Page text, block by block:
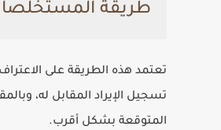
طريقة
تعتمد هذه الطريقة على
تسجيل الإيراد المقابل له،
المتوقعة بشكل أقرب.